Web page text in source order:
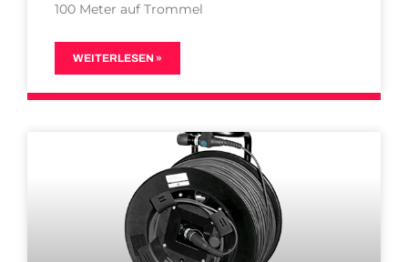
100 Meter auf Trommel
WEITERLESEN »